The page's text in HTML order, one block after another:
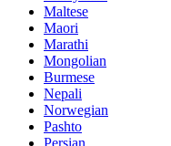
Maltese
Maori
Marathi
Mongolian
Burmese
Nepali
Norwegian
Pashto
Persian